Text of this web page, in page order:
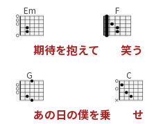
Em
期待を抱えて
F
笑う
G
あの日の僕を乗
C
せ